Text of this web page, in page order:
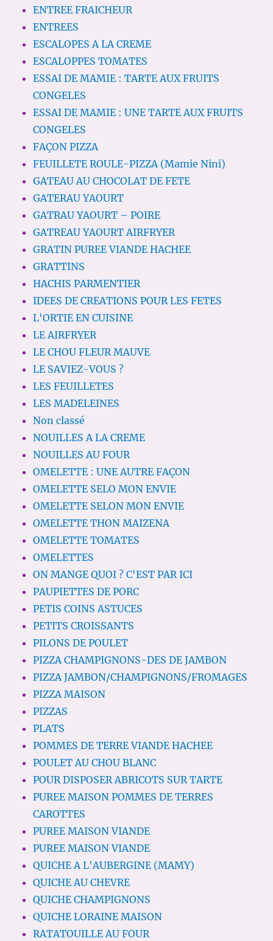
ENTREE FRAICHEUR
ENTREES
ESCALOPES A LA CREME
ESCALOPPES TOMATES
ESSAI DE MAMIE : TARTE AUX FRUITS
CONGELES
ESSAI DE MAMIE : UNE TARTE AUX FRUITS
CONGELES
FAÇON PIZZA
FEUILLETE ROULE-PIZZA (Mamie Nini)
GATEAU AU CHOCOLAT DE FETE
GATERAU YAOURT
GATRAU YAOURT – POIRE
GATREAU YAOURT AIRFRYER
GRATIN PUREE VIANDE HACHEE
GRATTINS
HACHIS PARMENTIER
IDEES DE CREATIONS POUR LES FETES
L'ORTIE EN CUISINE
LE AIRFRYER
LE CHOU FLEUR MAUVE
LE SAVIEZ-VOUS ?
LES FEUILLETES
LES MADELEINES
Non classé
NOUILLES A LA CREME
NOUILLES AU FOUR
OMELETTE : UNE AUTRE FAÇON
OMELETTE SELO MON ENVIE
OMELETTE SELON MON ENVIE
OMELETTE THON MAIZENA
OMELETTE TOMATES
OMELETTES
ON MANGE QUOI ? C'EST PAR ICI
PAUPIETTES DE PORC
PETIS COINS ASTUCES
PETITS CROISSANTS
PILONS DE POULET
PIZZA CHAMPIGNONS-DES DE JAMBON
PIZZA JAMBON/CHAMPIGNONS/FROMAGES
PIZZA MAISON
PIZZAS
PLATS
POMMES DE TERRE VIANDE HACHEE
POULET AU CHOU BLANC
POUR DISPOSER ABRICOTS SUR TARTE
PUREE MAISON POMMES DE TERRES
CAROTTES
PUREE MAISON VIANDE
PUREE MAISON VIANDE
QUICHE A L'AUBERGINE (MAMY)
QUICHE AU CHEVRE
QUICHE CHAMPIGNONS
QUICHE LORAINE MAISON
RATATOUILLE AU FOUR